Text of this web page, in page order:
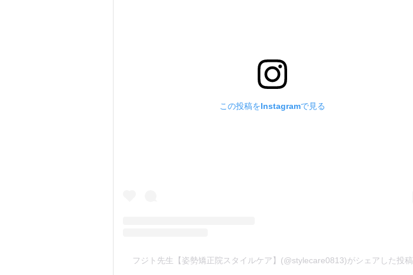
この投稿をInstagramで見る
フジト先生【姿勢矯正院スタイルケア】(@stylecare0813)がシェアした投稿